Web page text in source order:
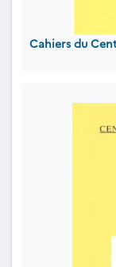
Cahiers du